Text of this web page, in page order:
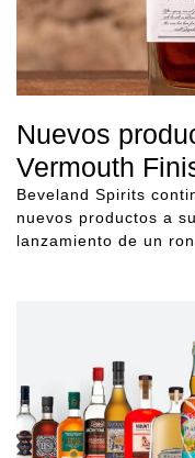
Nuevos
Vermouth
Beveland Spirits
nuevos productos a
lanzamiento de un